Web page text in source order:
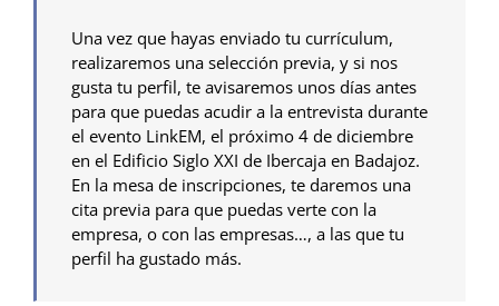
Una vez que hayas enviado tu currículum,
realizaremos una selección previa, y si nos
gusta tu perfil, te avisaremos unos días antes
para que puedas acudir a la entrevista durante
el evento LinkEM, el próximo 4 de diciembre
en el Edificio Siglo XXI de Ibercaja en Badajoz.
En la mesa de inscripciones, te daremos una
cita previa para que puedas verte con la
empresa, o con las empresas…, a las que tu
perfil ha gustado más.